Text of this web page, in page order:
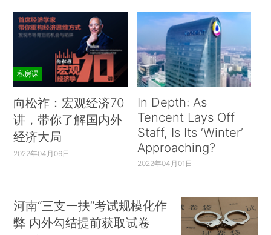
私房课
向松祚：宏观经济70
讲，带你了解国内外
经济大局
2022年04月06日
In Depth: As
Tencent Lays Off
Staff, Is Its ‘Winter’
Approaching?
2022年04月01日
河南“三支一扶”考试规模化作
弊 内外勾结提前获取试卷